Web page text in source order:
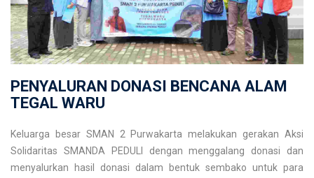
PENYALURAN DONASI BENCANA ALAM
TEGAL WARU
Keluarga besar SMAN 2 Purwakarta melakukan gerakan Aksi
Solidaritas SMANDA PEDULI dengan menggalang donasi dan
menyalurkan hasil donasi dalam bentuk sembako untuk para